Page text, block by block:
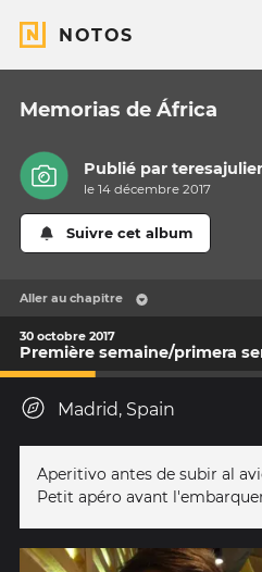
NOTOS
Memorias de África
Publié par
le 14 décembre 2017
Suivre cet album
Aller au chapitre
30 octobre 2017
Première semaine/primera
Madrid, Spain
Aperitivo antes de subir al
Petit apéro avant